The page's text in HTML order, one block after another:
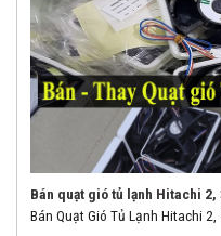
Bán quạt gió tủ lạnh Hitachi 2,
Bán Quạt Gió Tủ Lạnh Hitachi